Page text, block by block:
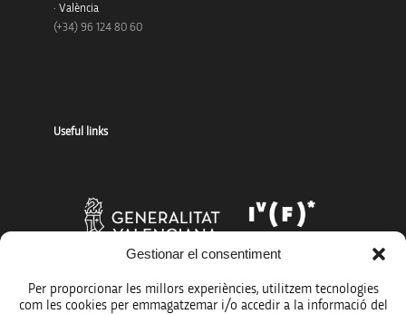
Gestionar el consentiment
Per proporcionar les millors experiències, utilitzem tecnologies
com les cookies per emmagatzemar i/o accedir a la informació del
· València
(+34) 96 124 80 60
Useful links